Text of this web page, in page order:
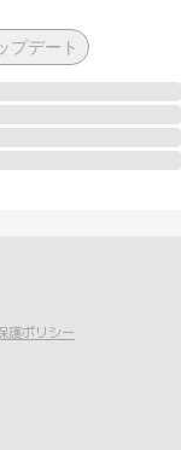
プデート
護ポリシー